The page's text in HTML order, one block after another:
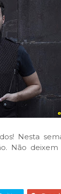
Nesta
Não